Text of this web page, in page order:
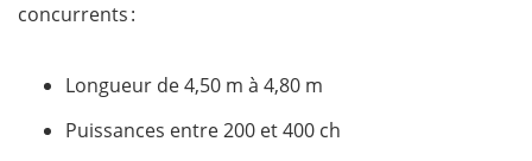
concurrents :
Longueur de 4,50 m à 4,80 m
Puissances entre 200 et 400 ch